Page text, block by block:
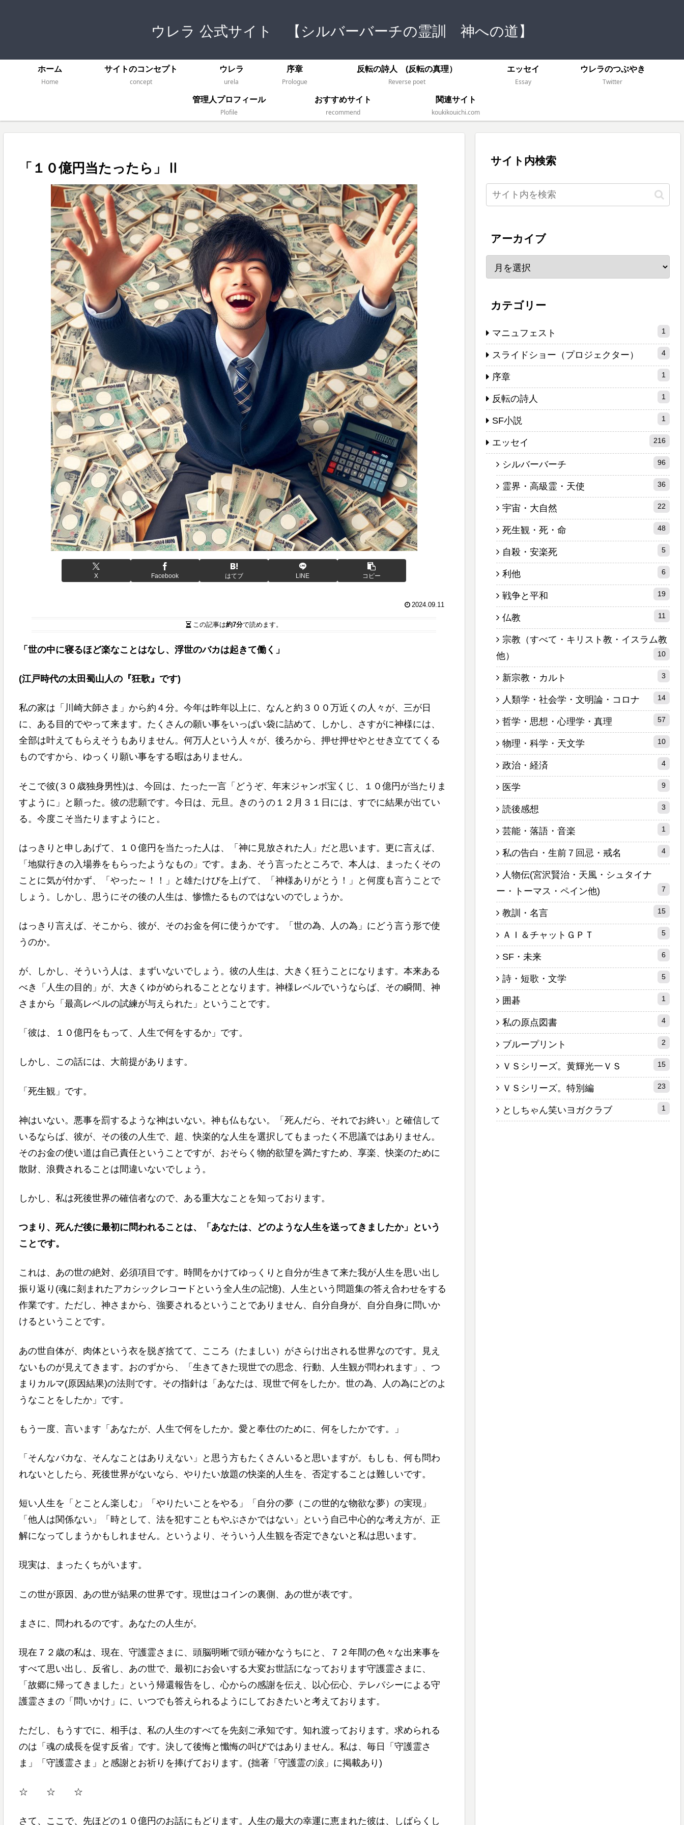
ウレラ 公式サイト 【シルバーバーチの霊訓 神への道】
ホーム
Home
サイトのコンセプト
concept
ウレラ
urela
序章
Prologue
反転の詩人 (反転の真理）
Reverse poet
エッセイ
Essay
ウレラのつぶやき
Twitter
管理人プロフィール
Plofile
おすすめサイト
recommend
関連サイト
koukikouichi.com
「１０億円当たったら」Ⅱ
X Facebook はてブ LINE コピー
2024.09.11
この記事は約7分で読めます。
「世の中に寝るほど楽なことはなし、浮世のバカは起きて働く」
(江戸時代の太田蜀山人の『狂歌』です)
私の家は「川崎大師さま」から約４分。今年は昨年以上に、なんと約３００万近くの人々が、三が日
に、ある目的でやって来ます。たくさんの願い事をいっぱい袋に詰めて、しかし、さすがに神様には、
全部は叶えてもらえそうもありません。何万人という人々が、後ろから、押せ押せやとせき立ててくる
ものですから、ゆっくり願い事をする暇はありません。
そこで彼(３０歳独身男性)は、今回は、たった一言「どうぞ、年末ジャンボ宝くじ、１０億円が当たりま
すように」と願った。彼の悲願です。今日は、元旦。きのうの１２月３１日には、すでに結果が出てい
る。今度こそ当たりますようにと。
はっきりと申しあげて、１０億円を当たった人は、「神に見放された人」だと思います。更に言えば、
「地獄行きの入場券をもらったようなもの」です。まあ、そう言ったところで、本人は、まったくその
ことに気が付かず、「やった～！！」と雄たけびを上げて、「神様ありがとう！」と何度も言うことで
しょう。しかし、思うにその後の人生は、惨憺たるものではないのでしょうか。
はっきり言えば、そこから、彼が、そのお金を何に使うかです。「世の為、人の為」にどう言う形で使
うのか。
が、しかし、そういう人は、まずいないでしょう。彼の人生は、大きく狂うことになります。本来ある
べき「人生の目的」が、大きくゆがめられることとなります。神様レベルでいうならば、その瞬間、神
さまから「最高レベルの試練が与えられた」ということです。
「彼は、１０億円をもって、人生で何をするか」です。
しかし、この話には、大前提があります。
「死生観」です。
神はいない。悪事を罰するような神はいない。神も仏もない。「死んだら、それでお終い」と確信して
いるならば、彼が、その後の人生で、超、快楽的な人生を選択してもまったく不思議ではありません。
そのお金の使い道は自己責任ということですが、おそらく物的欲望を満たすため、享楽、快楽のために
散財、浪費されることは間違いないでしょう。
しかし、私は死後世界の確信者なので、ある重大なことを知っております。
つまり、死んだ後に最初に問われることは、「あなたは、どのような人生を送ってきましたか」という
ことです。
これは、あの世の絶対、必須項目です。時間をかけてゆっくりと自分が生きて来た我が人生を思い出し
振り返り(魂に刻まれたアカシックレコードという全人生の記憶)、人生という問題集の答え合わせをする
作業です。ただし、神さまから、強要されるということでありません、自分自身が、自分自身に問いか
けるということです。
あの世自体が、肉体という衣を脱ぎ捨てて、こころ（たましい）がさらけ出される世界なのです。見え
ないものが見えてきます。おのずから、「生きてきた現世での思念、行動、人生観が問われます」、つ
まりカルマ(原因結果)の法則です。その指針は「あなたは、現世で何をしたか。世の為、人の為にどのよ
うなことをしたか」です。
もう一度、言います「あなたが、人生で何をしたか。愛と奉仕のために、何をしたかです。」
「そんなバカな、そんなことはありえない」と思う方もたくさんいると思いますが。もしも、何も問わ
れないとしたら、死後世界がないなら、やりたい放題の快楽的人生を、否定することは難しいです。
短い人生を「とことん楽しむ」「やりたいことをやる」「自分の夢（この世的な物欲な夢）の実現」
「他人は関係ない」「時として、法を犯すこともやぶさかではない」という自己中心的な考え方が、正
解になってしまうかもしれません。というより、そういう人生観を否定できないと私は思います。
現実は、まったくちがいます。
この世が原因、あの世が結果の世界です。現世はコインの裏側、あの世が表です。
まさに、問われるのです。あなたの人生が。
現在７２歳の私は、現在、守護霊さまに、頭脳明晰で頭が確かなうちにと、７２年間の色々な出来事を
すべて思い出し、反省し、あの世で、最初にお会いする大変お世話になっております守護霊さまに、
「故郷に帰ってきました」という帰還報告をし、心からの感謝を伝え、以心伝心、テレパシーによる守
護霊さまの「問いかけ」に、いつでも答えられるようにしておきたいと考えております。
ただし、もうすでに、相手は、私の人生のすべてを先刻ご承知です。知れ渡っております。求められる
のは「魂の成長を促す反省」です。決して後悔と懺悔の叫びではありません。私は、毎日「守護霊さ
ま」「守護霊さま」と感謝とお祈りを捧げております。(拙著「守護霊の涙」に掲載あり)
☆ ☆ ☆
さて、ここで、先ほどの１０億円のお話にもどります。人生の最大の幸運に恵まれた彼は、しばらくし
サイト内検索
アーカイブ
カテゴリー
マニュフェスト 1
スライドショー（プロジェクター） 4
序章 1
反転の詩人 1
SF小説 1
エッセイ 216
シルバーバーチ 96
霊界・高級霊・天使 36
宇宙・大自然 22
死生観・死・命 48
自殺・安楽死 5
利他 6
戦争と平和 19
仏教 11
宗教（すべて・キリスト教・イスラム教
他）
10
新宗教・カルト 3
人類学・社会学・文明論・コロナ 14
哲学・思想・心理学・真理 57
物理・科学・天文学 10
政治・経済 4
医学 9
読後感想 3
芸能・落語・音楽 1
私の告白・生前７回忌・戒名 4
人物伝(宮沢賢治・天風・シュタイナ
ー・トーマス・ペイン他)
7
教訓・名言 15
ＡＩ＆チャットＧＰＴ 5
SF・未来 6
詩・短歌・文学 5
囲碁 1
私の原点図書 4
ブループリント 2
ＶＳシリーズ。黄輝光一ＶＳ 15
ＶＳシリーズ。特別編 23
としちゃん笑いヨガクラブ 1